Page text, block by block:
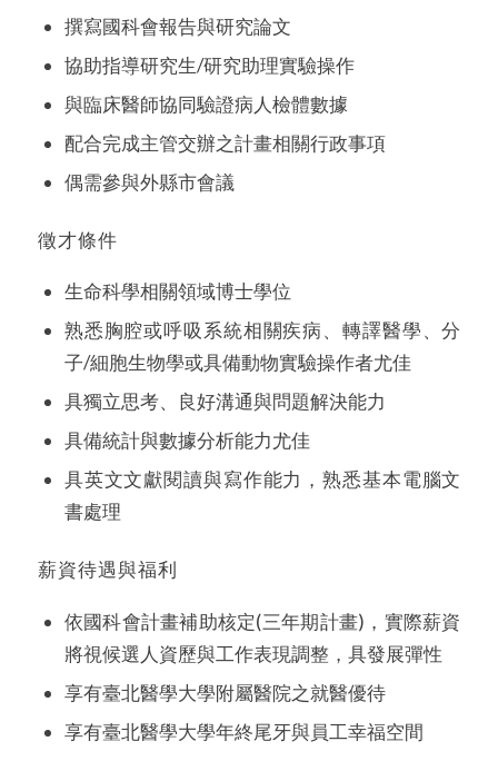
撰寫國科會報告與研究論文
協助指導研究生/研究助理實驗操作
與臨床醫師協同驗證病人檢體數據
配合完成主管交辦之計畫相關行政事項
偶需參與外縣市會議
徵才條件
生命科學相關領域博士學位
熟悉胸腔或呼吸系統相關疾病、轉譯醫學、分
子/細胞生物學或具備動物實驗操作者尤佳
具獨立思考、良好溝通與問題解決能力
具備統計與數據分析能力尤佳
具英文文獻閱讀與寫作能力，熟悉基本電腦文
書處理
薪資待遇與福利
依國科會計畫補助核定(三年期計畫)，實際薪資
將視候選人資歷與工作表現調整，具發展彈性
享有臺北醫學大學附屬醫院之就醫優待
享有臺北醫學大學年終尾牙與員工幸福空間